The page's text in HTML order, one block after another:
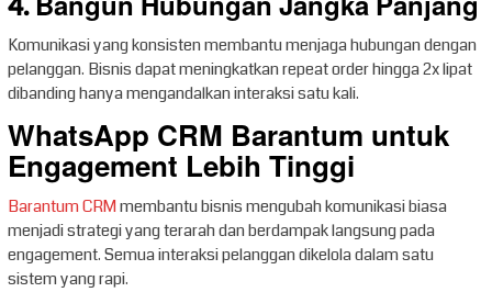
Komunikasi yang konsisten membantu menjaga hubungan dengan
pelanggan. Bisnis dapat meningkatkan repeat order hingga 2x lipat
dibanding hanya mengandalkan interaksi satu kali.
WhatsApp CRM Barantum untuk
Engagement Lebih Tinggi
Barantum CRMmembantu bisnis mengubah komunikasi biasa
menjadi strategi yang terarah dan berdampak langsung pada
engagement. Semua interaksi pelanggan dikelola dalam satu
sistem yang rapi.